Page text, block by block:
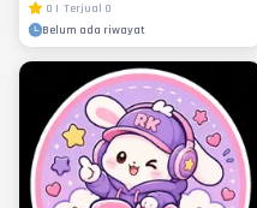
0 | Terjual 0
Belum ada riwayat